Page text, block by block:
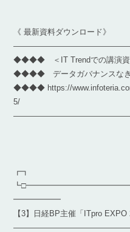
《 最新資料ダウンロード》
◆◆◆◆ ＜IT Trendでの講演資
◆◆◆◆ データガバナンスなき
◆◆◆◆ https://
5/
┏┓
━━━━━━
【3】日経BP主催「ITpro